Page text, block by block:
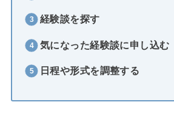
経験談を探す
気になった経験談に申し込む
日程や形式を調整する